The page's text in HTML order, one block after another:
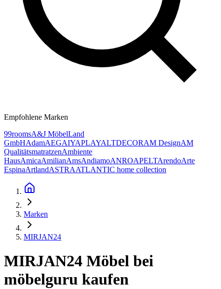
Empfohlene Marken
99roomsA&J MöbelLand
GmbHAdamAEGAIYAPLAYALTDECORAM DesignAM
QualitätsmatratzenAmbiente
HausAmicaAmilianAmsAndiamoANROAPELTArendoArte
EspinaArtlandASTRAATLANTIC home collection
Marken
MIRJAN24
MIRJAN24 Möbel bei
möbelguru kaufen